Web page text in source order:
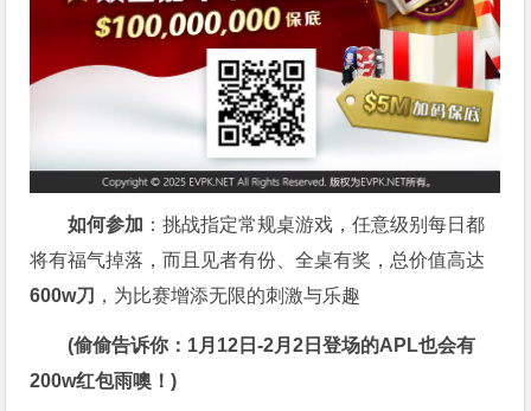
如何参加 ：挑战指定常规桌游戏，任意级别每日都
将有福气掉落，而且见者有份、全桌有奖，总价值高达
600w刀 ，为比赛增添无限的刺激与乐趣
(偷偷告诉你：1月12日-2月2日登场的APL也会有
200w红包雨噢！)